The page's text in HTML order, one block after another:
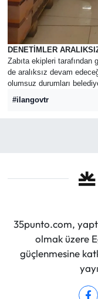
DENETİMLER
Zabıta ekipleri
de aralıksız devam
olumsuz durumları
#ilangovtr
35punto.com,
olmak üzere
güçlenmesine